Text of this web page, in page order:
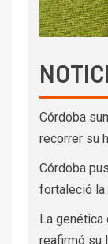
Córdoba
recorrer su
Córdoba
fortaleció la
La
reafirmó su